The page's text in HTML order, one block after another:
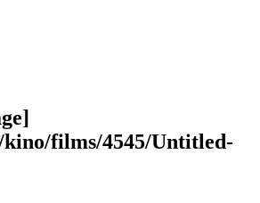
films/4545/Untitled-